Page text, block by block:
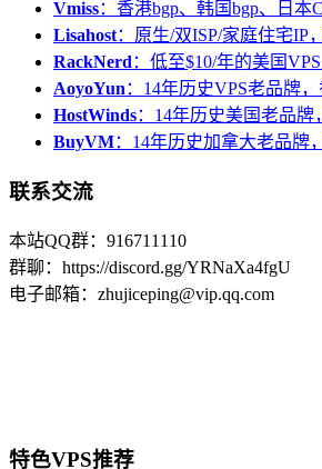
Vmiss：香港bgp、韩国bgp、日
Lisahost：原生/双ISP/家庭住宅IP
RackNerd：低至$10/年的美国
AoyoYun：14年历史VPS老品牌
HostWinds：14年历史美国老品
BuyVM：14年历史加拿大老品牌
联系交流
本站QQ群：916711110
群聊：https://discord.gg/YRNaXa4fgU
电子邮箱：zhujiceping@vip.qq.com
特色VPS推荐